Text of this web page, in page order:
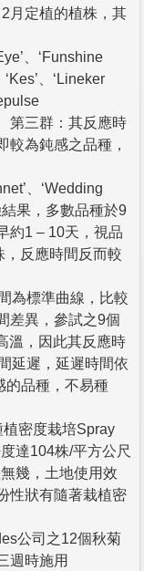
2月定植的植株，其
、‘Funshine
、‘Lineker
第三群：其反應時
較為鈍感之品種，
、‘Wedding
果，多數品種於9
約1 – 10天，視品
反應時間反而較
為標準曲線，比較
差異，參試之9個
溫，因此其反應時
延遲，延遲時間依
的品種，不易種
密度栽培Spray
達104株/平方公尺
幾，土地使用效
性狀有隨著栽植密
公司之12個秋菊
週時施用